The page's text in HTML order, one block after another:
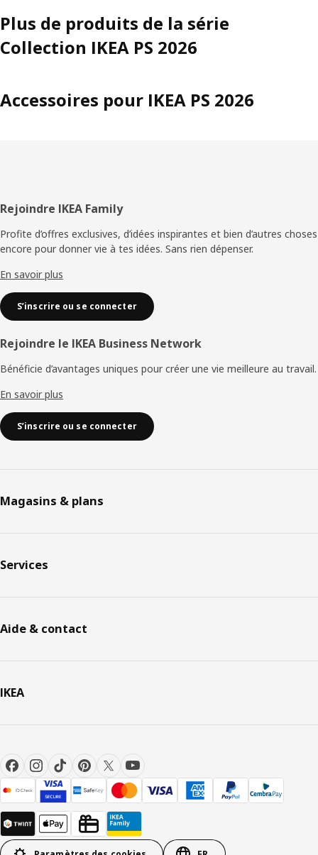
Plus de produits de la série
Collection IKEA PS 2026
Accessoires pour IKEA PS 2026
Pied
de
page
Rejoindre IKEA Family
Profite d’offres exclusives, d’idées inspirantes et bien d’autres choses
encore pour donner vie à tes idées. Sans rien dépenser.
En savoir plus
S’inscrire ou se connecter
Rejoindre le IKEA Business Network
Bénéficie d’avantages uniques pour créer une vie meilleure au travail.
En savoir plus
S’inscrire ou se connecter
Magasins & plans
Services
Aide & contact
IKEA